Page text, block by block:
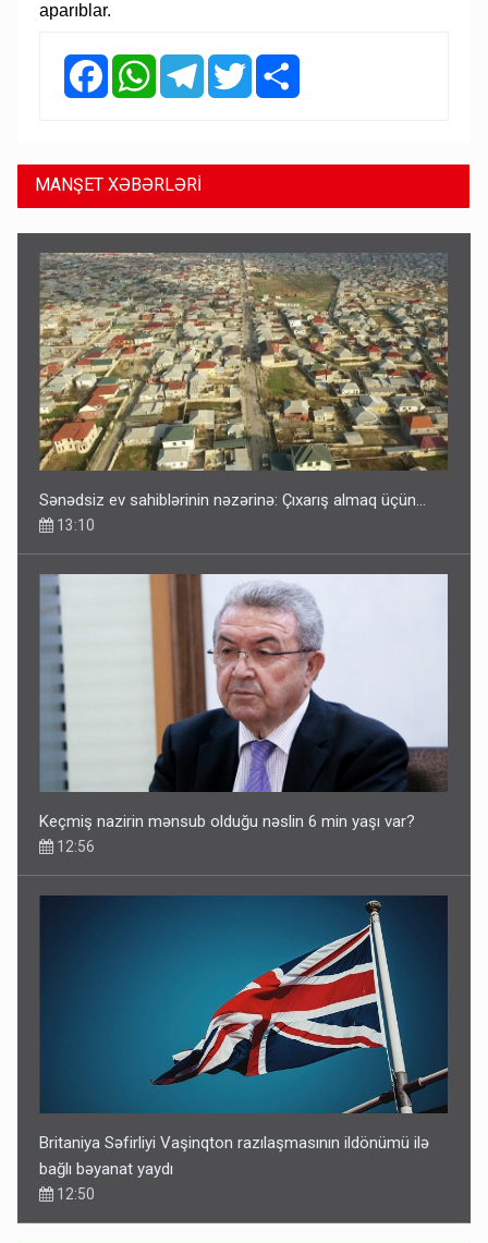
aparıblar.
FacebookWhatsAppTelegramTwitter
MANŞET XƏBƏRLƏRİ
Sənədsiz ev sahiblərinin nəzərinə: Çıxarış almaq üçün...
13:10
Keçmiş nazirin mənsub olduğu nəslin 6 min yaşı var?
12:56
Britaniya Səfirliyi Vaşinqton razılaşmasının ildönümü ilə
bağlı bəyanat yaydı
12:50